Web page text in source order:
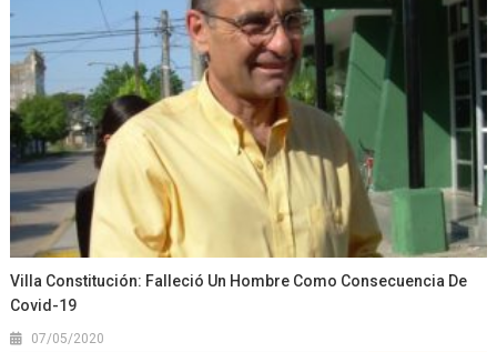
Villa Constitución: Falleció Un Hombre Como Consecuencia De
Covid-19
07/05/2020